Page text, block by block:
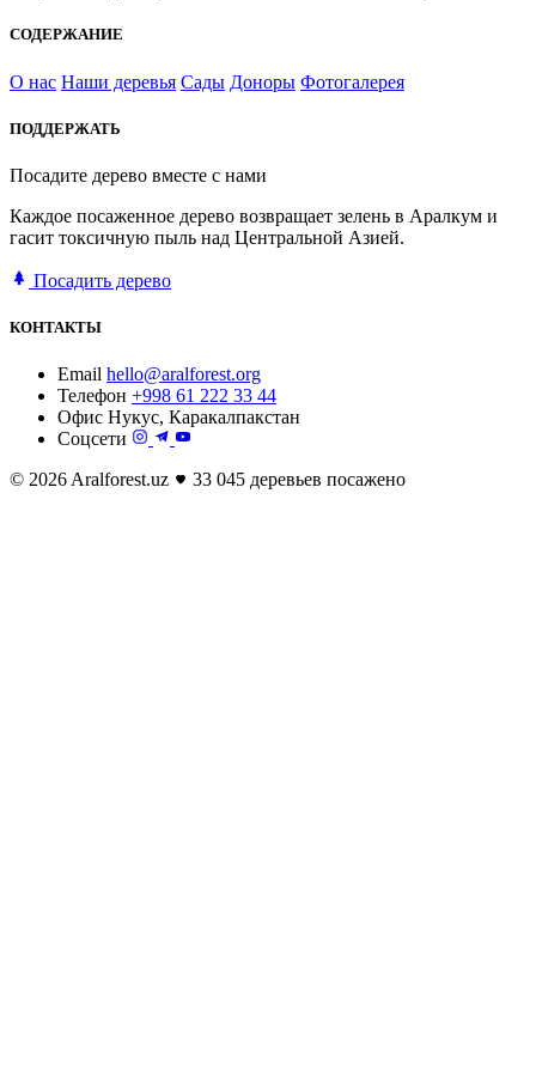
СОДЕРЖАНИЕ
О нас Наши деревья Сады Доноры Фотогалерея
ПОДДЕРЖАТЬ
Посадите дерево вместе с нами
Каждое посаженное дерево возвращает зелень в Аралкум и
гасит токсичную пыль над Центральной Азией.
Посадить дерево
КОНТАКТЫ
Email hello@aralforest.org
Телефон +998 61 222 33 44
Офис Нукус, Каракалпакстан
Соцсети
© 2026 Aralforest.uz
33 045 деревьев посажено